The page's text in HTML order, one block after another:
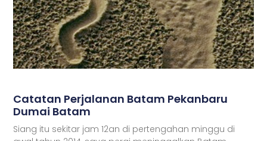
Catatan Perjalanan Batam Pekanbaru
Dumai Batam
Siang itu sekitar jam 12an di pertengahan minggu di